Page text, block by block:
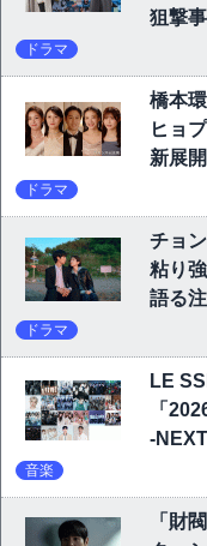
狙撃
ドラマ
橋本
ヒョ
新展
ドラマ
チョ
粘り
語る
ドラマ
LE
「
-
音楽
「財